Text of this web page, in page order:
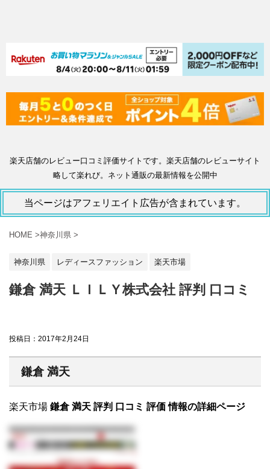
楽天店舗のレビュー口コミ評価サイトです。楽天店舗のレビューサイト
略して楽れび。ネット通販の最新情報を公開中
当ページはアフェリエイト広告が含まれています。
HOME >神奈川県 >
神奈川県 レディースファッション 楽天市場
鎌倉 満天 ＬＩＬＹ株式会社 評判 口コミ
投稿日： 2017年2月24日
鎌倉 満天
楽天市場 鎌倉 満天 評判 口コミ 評価 情報の詳細ページ